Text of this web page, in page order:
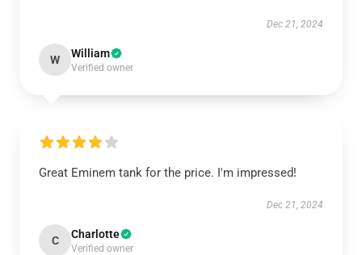
Dec 21, 2024
W William
Verified owner
Great Eminem tank for the price. I'm impressed!
Dec 21, 2024
C Charlotte
Verified owner